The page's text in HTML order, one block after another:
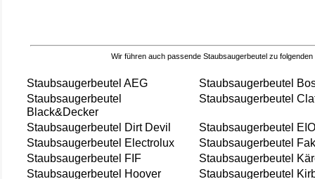
Wir führen auch passende Staubsaugerbeutel zu folgenden
Staubsaugerbeutel AEG
Staubsaugerbeutel
Staubsaugerbeutel
Black&Decker
Staubsaugerbeutel
Staubsaugerbeutel Dirt Devil
Staubsaugerbeutel
Staubsaugerbeutel Electrolux
Staubsaugerbeutel
Staubsaugerbeutel FIF
Staubsaugerbeutel
Staubsaugerbeutel Hoover
Staubsaugerbeutel